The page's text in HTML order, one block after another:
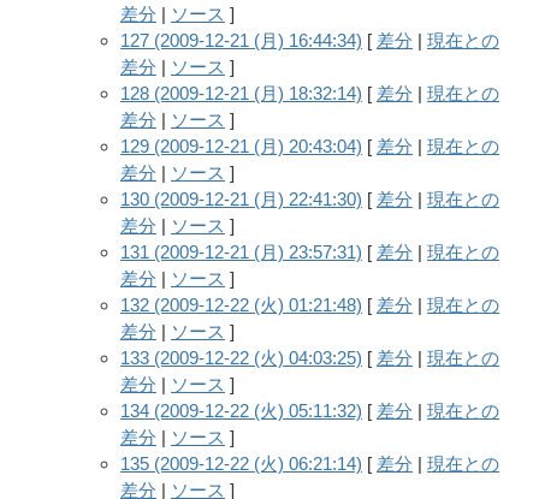
差分 | ソース ]
127 (2009-12-21 (月) 16:44:34) [ 差分 | 現在との
差分 | ソース ]
128 (2009-12-21 (月) 18:32:14) [ 差分 | 現在との
差分 | ソース ]
129 (2009-12-21 (月) 20:43:04) [ 差分 | 現在との
差分 | ソース ]
130 (2009-12-21 (月) 22:41:30) [ 差分 | 現在との
差分 | ソース ]
131 (2009-12-21 (月) 23:57:31) [ 差分 | 現在との
差分 | ソース ]
132 (2009-12-22 (火) 01:21:48) [ 差分 | 現在との
差分 | ソース ]
133 (2009-12-22 (火) 04:03:25) [ 差分 | 現在との
差分 | ソース ]
134 (2009-12-22 (火) 05:11:32) [ 差分 | 現在との
差分 | ソース ]
135 (2009-12-22 (火) 06:21:14) [ 差分 | 現在との
差分 | ソース ]